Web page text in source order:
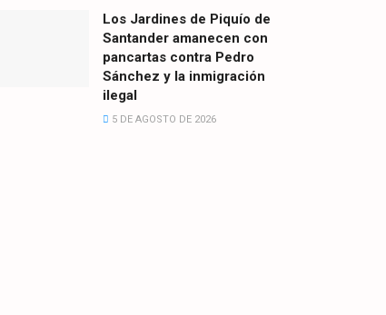
Los Jardines de Piquío de
Santander amanecen con
pancartas contra Pedro
Sánchez y la inmigración
ilegal
5 DE AGOSTO DE 2026